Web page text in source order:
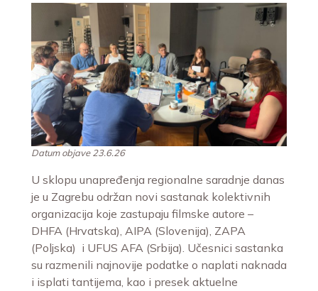
Datum objave 23.6.26
U sklopu unapređenja regionalne saradnje danas
je u Zagrebu održan novi sastanak kolektivnih
organizacija koje zastupaju filmske autore –
DHFA (Hrvatska), AIPA (Slovenija), ZAPA
(Poljska) i UFUS AFA (Srbija). Učesnici sastanka
su razmenili najnovije podatke o naplati naknada
i isplati tantijema, kao i presek aktuelne